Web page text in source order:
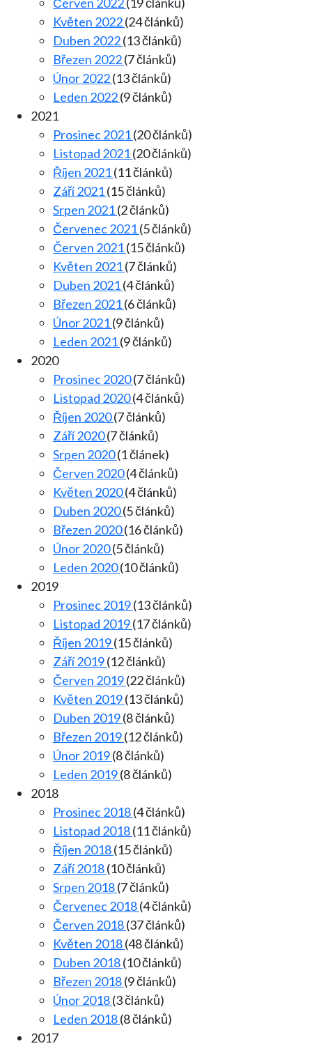
Květen 2022(24 článků)
Duben 2022(13 článků)
Březen 2022(7 článků)
Únor 2022(13 článků)
Leden 2022(9 článků)
2021
Prosinec 2021(20 článků)
Listopad 2021(20 článků)
Říjen 2021(11 článků)
Září 2021(15 článků)
Srpen 2021(2 článků)
Červenec 2021(5 článků)
Červen 2021(15 článků)
Květen 2021(7 článků)
Duben 2021(4 článků)
Březen 2021(6 článků)
Únor 2021(9 článků)
Leden 2021(9 článků)
2020
Prosinec 2020(7 článků)
Listopad 2020(4 článků)
Říjen 2020(7 článků)
Září 2020(7 článků)
Srpen 2020(1 článek)
Červen 2020(4 článků)
Květen 2020(4 článků)
Duben 2020(5 článků)
Březen 2020(16 článků)
Únor 2020(5 článků)
Leden 2020(10 článků)
2019
Prosinec 2019(13 článků)
Listopad 2019(17 článků)
Říjen 2019(15 článků)
Září 2019(12 článků)
Červen 2019(22 článků)
Květen 2019(13 článků)
Duben 2019(8 článků)
Březen 2019(12 článků)
Únor 2019(8 článků)
Leden 2019(8 článků)
2018
Prosinec 2018(4 článků)
Listopad 2018(11 článků)
Říjen 2018(15 článků)
Září 2018(10 článků)
Srpen 2018(7 článků)
Červenec 2018(4 článků)
Červen 2018(37 článků)
Květen 2018(48 článků)
Duben 2018(10 článků)
Březen 2018(9 článků)
Únor 2018(3 článků)
Leden 2018(8 článků)
2017